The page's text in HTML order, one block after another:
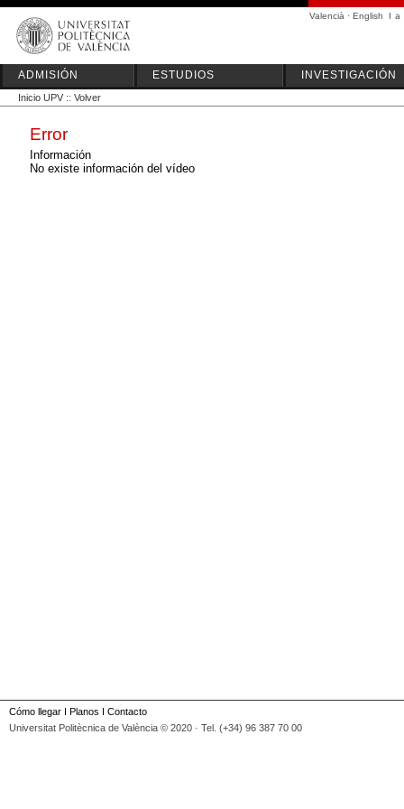
Valencià · English I a
ADMISIÓN ESTUDIOS INVESTIGACIÓN
Inicio UPV :: Volver
Error
Información
No existe información del vídeo
Cómo llegar I Planos I Contacto
Universitat Politècnica de València © 2020 · Tel. (+34) 96 387 70 00